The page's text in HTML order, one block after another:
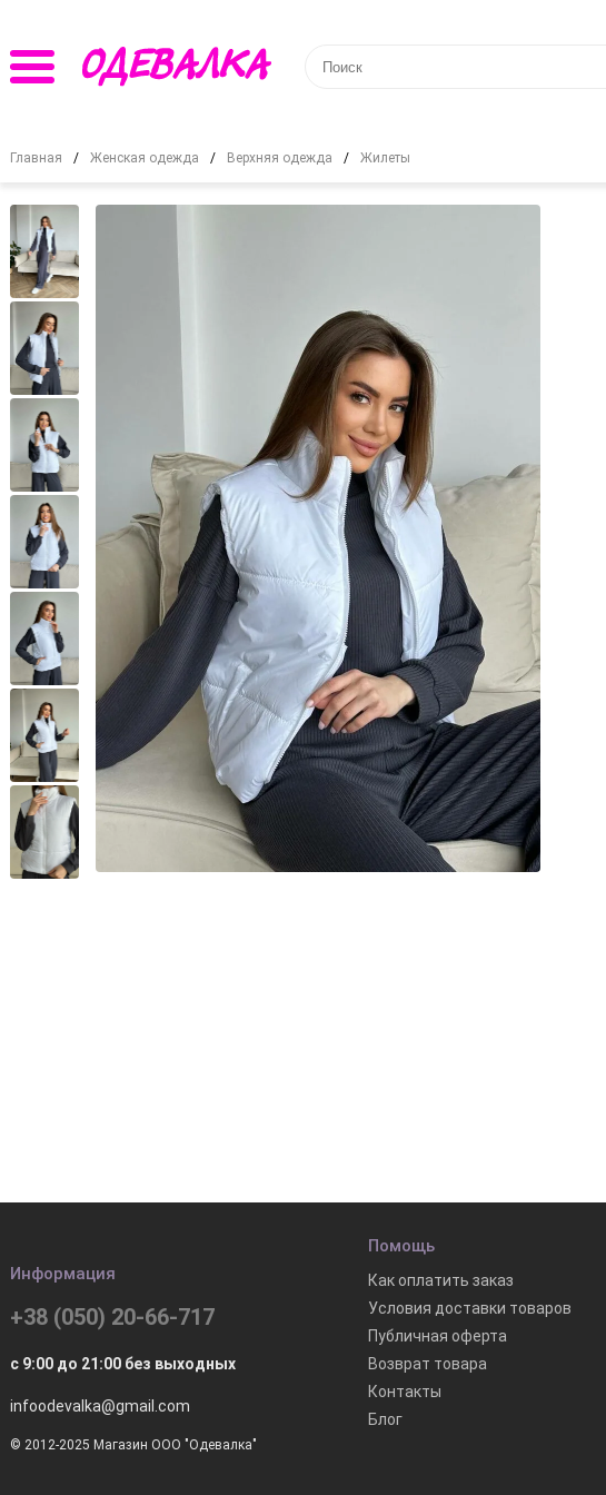
Главная Женская одежда Верхняя одежда Жилеты
Информация
+38 (050) 20-66-717
с 9:00 до 21:00 без выходных
infoodevalka@gmail.com
© 2012-2025 Магазин ООО "Одевалка"
Помощь
Как оплатить заказ
Условия доставки товаров
Публичная оферта
Возврат товара
Контакты
Блог